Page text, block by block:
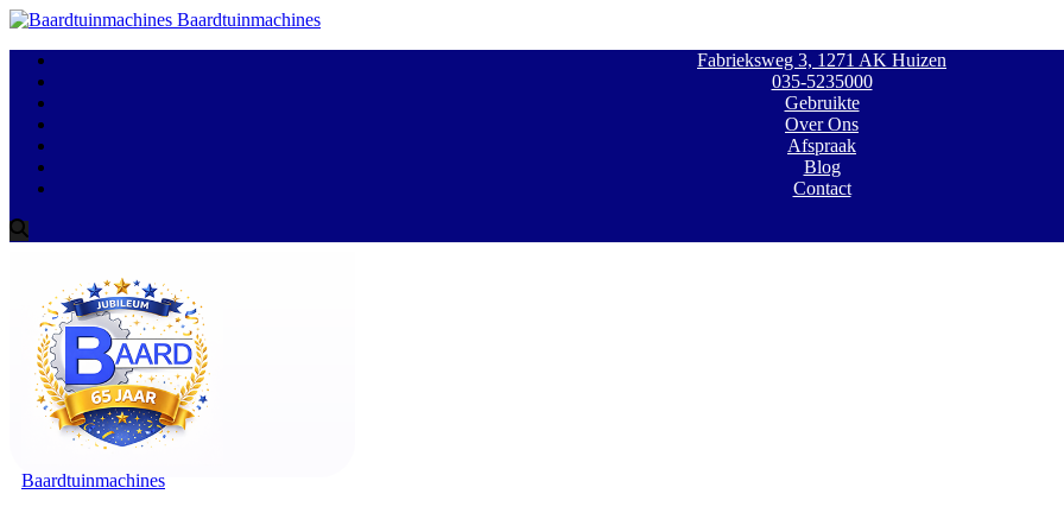
Baardtuinmachines
Fabrieksweg 3, 1271 AK Huizen
035-5235000
Gebruikte
Over Ons
Afspraak
Blog
Contact
Baardtuinmachines